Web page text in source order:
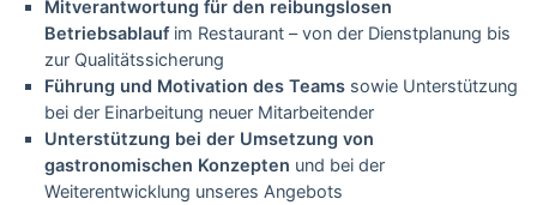
Mitverantwortung für den reibungslosen
Betriebsablauf im Restaurant – von der Dienstplanung bis
zur Qualitätssicherung
Führung und Motivation des Teams sowie Unterstützung
bei der Einarbeitung neuer Mitarbeitender
Unterstützung bei der Umsetzung von
gastronomischen Konzepten und bei der
Weiterentwicklung unseres Angebots